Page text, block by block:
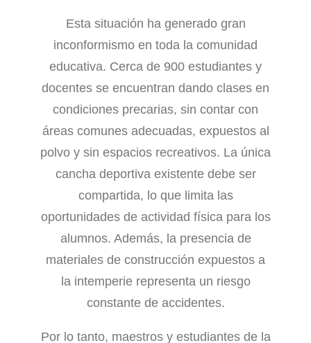
Esta situación ha generado gran
inconformismo en toda la comunidad
educativa. Cerca de 900 estudiantes y
docentes se encuentran dando clases en
condiciones precarias, sin contar con
áreas comunes adecuadas, expuestos al
polvo y sin espacios recreativos. La única
cancha deportiva existente debe ser
compartida, lo que limita las
oportunidades de actividad física para los
alumnos. Además, la presencia de
materiales de construcción expuestos a
la intemperie representa un riesgo
constante de accidentes.
Por lo tanto, maestros y estudiantes de la